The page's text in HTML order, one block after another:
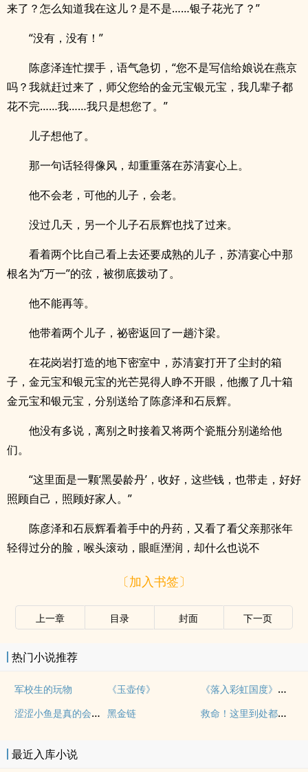
来了？怎么知道我在这儿？是不是……银子花光了？”
“没有，没有！”
陈彦泽连忙摆手，语气急切，“您不是写信给娘说在燕京
吗？我就赶过来了，师父您给的金元宝银元宝，我几辈子都
花不完……我……我只是想您了。”
儿子想他了。
那一句话轻得像风，却重重落在苏清宴心上。
他不会老，可他的儿子，会老。
没过几天，另一个儿子石辰辉也找了过来。
看着两个比自己看上去还要成熟的儿子，苏清宴心中那
根名为“万一”的弦，被彻底拨动了。
他不能再等。
他带着两个儿子，祕密返回了一趟汴梁。
在花岗岩打造的地下密室中，苏清宴打开了尘封的箱
子，金元宝和银元宝的光芒晃得人睁不开眼，他搬了几十箱
金元宝和银元宝，分别送给了陈彦泽和石辰辉。
他没有多说，离别之时接着又将两个瓷瓶分别递给他
们。
“这里面是一颗‘黑晏龄丹’，收好，这些钱，也带走，好好
照顾自己，照顾好家人。”
陈彦泽和石辰辉看着手中的丹药，又看了看父亲那张年
轻得过分的脸，喉头滚动，眼眶溼润，却什么也说不
〔加入书签〕
上一章 目录 封面 下一页
热门小说推荐
军校生的玩物 《玉壶传》
《落入彩虹国度》穿越+西幻+言情
涩涩小鱼是真的会被干透 黑金链 救命！这里到处都是阴暗批（西幻NPH）
最近入库小说